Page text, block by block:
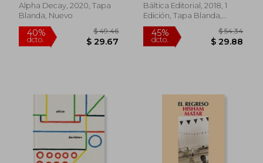
Alpha Decay, 2020, Tapa
Blanda, Nuevo
Báltica Editorial, 2018, 1
Edición, Tapa Blanda,
Nuevo